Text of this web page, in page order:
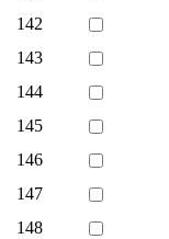
142
143
144
145
146
147
148